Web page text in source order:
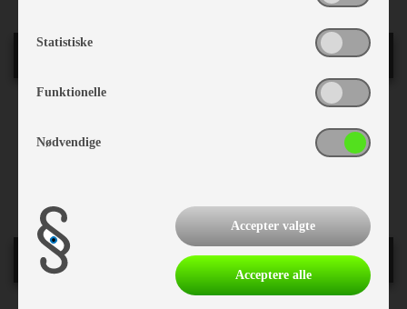
Bredde i cm.:
Indretning
Statistiske
Funktionelle
Nødvendige
Accepter valgte
Acceptere alle